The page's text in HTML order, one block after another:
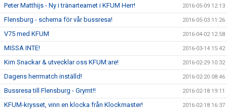
Peter Matthijs - Ny i tränarteamet i KFUM Herr! 2016-05-09 12:13
Flensburg - schema för vår bussresa! 2016-05-03 11:26
V75 med KFUM 2016-04-02 12:58
MISSA INTE! 2016-03-14 15:42
Kim Snackar & utvecklar oss KFUM:are! 2016-02-29 10:32
Dagens herrmatch inställd! 2016-02-20 08:46
Bussresa till Flensburg - Grymt!! 2016-02-18 19:11
KFUM-krysset, vinn en klocka från Klockmaster! 2016-02-18 16:37